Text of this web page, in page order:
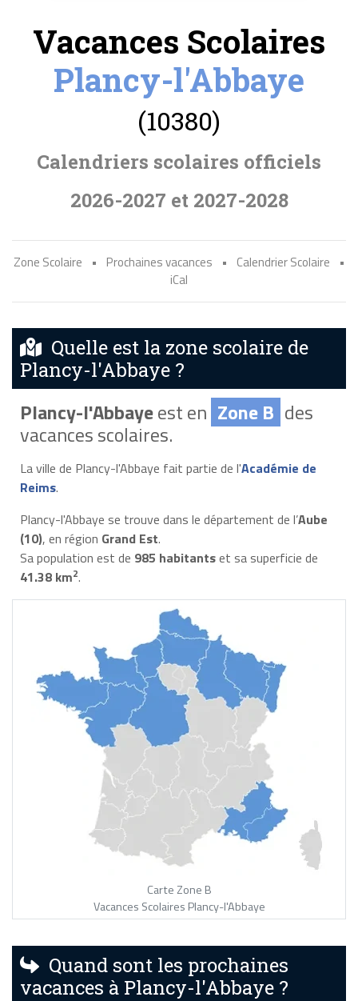
Vacances Scolaires
Plancy-l'Abbaye
(10380)
Calendriers scolaires officiels
2026-2027 et 2027-2028
Zone Scolaire • Prochaines vacances • Calendrier Scolaire
•
iCal
Quelle est la zone scolaire de
Plancy-l'Abbaye ?
Plancy-l'Abbayeest en Zone B des
vacances scolaires.
La ville de Plancy-l'Abbaye fait partie de l'Académie de
Reims.
Plancy-l'Abbaye se trouve dans le département de l’Aube
(10), en région Grand Est.
Sa population est de 985 habitantset sa superficie de
41.38 km2.
Carte Zone B
Vacances Scolaires Plancy-l'Abbaye
Quand sont les prochaines
vacances à Plancy-l'Abbaye ?